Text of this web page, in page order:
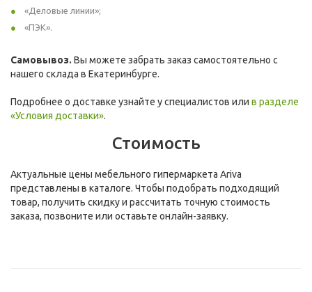
«Деловые линии»;
«ПЭК».
Самовывоз. Вы можете забрать заказ самостоятельно с
нашего склада в Екатеринбурге.
Подробнее о доставке узнайте у специалистов или в разделе
«Условия доставки».
Стоимость
Актуальные цены мебельного гипермаркета Ariva
представлены в каталоге. Чтобы подобрать подходящий
товар, получить скидку и рассчитать точную стоимость
заказа, позвоните или оставьте онлайн-заявку.